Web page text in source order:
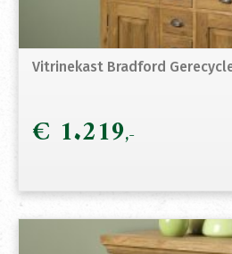
Vitrinekast Bradford
€ 1.219